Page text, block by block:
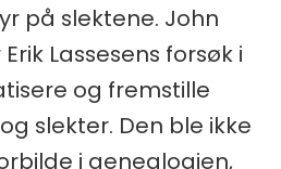
på slektene. John
Lassesens forsøk i
og fremstille
slekter. Den ble ikke
i genealogien,